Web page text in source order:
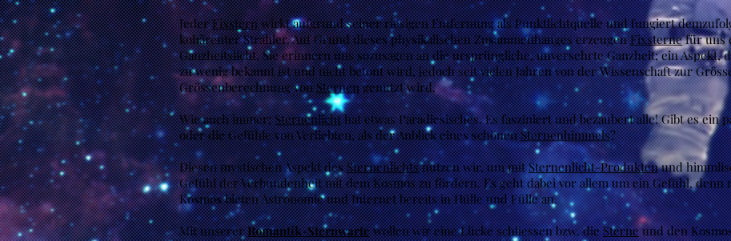
JederFixsternwirkt aufgrund seiner riesigen Entfernung als Punktlichtquelle und fungiert
kohärenter Strahler. Auf Grund dieses physikalischen Zusammenhanges erzeugenFixsternefür uns
Ganzheitslicht. Sie erinnern uns sozusagen an die ursprüngliche, unversehrte Ganzheit; ein Aspekt,
zu wenig bekannt ist und nicht betont wird, jedoch seit vielen Jahren von der Wissenschaft zur
Grössenberechnung vonSternengenutzt wird.
Wie auch immer:Sternenlichthat etwas Paradiesisches. Es fasziniert und bezaubert alle! Gibt es ein
oder die Gefühle von Verliebten, als der Anblick eines schönenSternenhimmels?
Diesen mystischen Aspekt desSternenlichtsnutzen wir, um mitSternenlicht-Produktenund
Gefühl der Verbundenheit mit dem Kosmos zu fördern. Es geht dabei vor allem um ein Gefühl, denn
Kosmos bieten Astronomie und Internet bereits in Hülle und Fülle an.
Mit unsererRomantik-Sternwarte wollen wir eine Lücke schliessen bzw. dieSterneund den